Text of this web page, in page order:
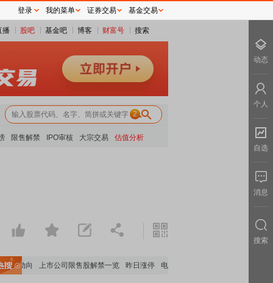
播 股吧 基金吧 博客 财富号 搜索
2
限售解禁 IPO审核 大宗交易 估值分析
新动向 上市公司限售股解禁一览 昨日涨停 电力板块走强
登录 我的菜单 证券交易 基金交易
动态
个人
自选
消息
搜索